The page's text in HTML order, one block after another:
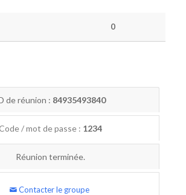
0
de réunion : 84935493840
/ mot de passe : 1234
Réunion terminée.
Contacter le groupe